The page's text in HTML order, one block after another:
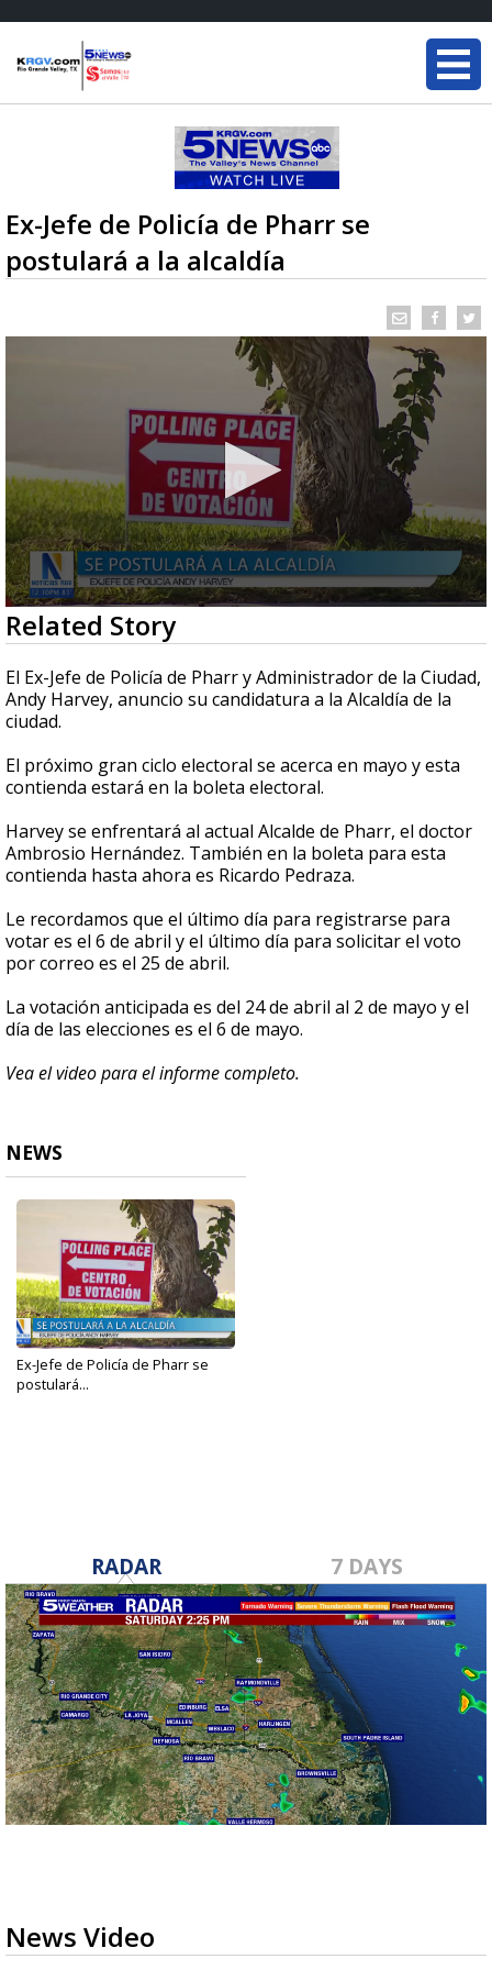
Ex-Jefe de Policía de Pharr se
postulará a la alcaldía
0
seconds
of
36
seconds
Related Story
El Ex-Jefe de Policía de Pharr y Administrador de la Ciudad,
Andy Harvey, anuncio su candidatura a la Alcaldía de la
ciudad.
El próximo gran ciclo electoral se acerca en mayo y esta
contienda estará en la boleta electoral.
Harvey se enfrentará al actual Alcalde de Pharr, el doctor
Ambrosio Hernández. También en la boleta para esta
contienda hasta ahora es Ricardo Pedraza.
Le recordamos que el último día para registrarse para
votar es el 6 de abril y el último día para solicitar el voto
por correo es el 25 de abril.
La votación anticipada es del 24 de abril al 2 de mayo y el
día de las elecciones es el 6 de mayo.
Vea el video para el informe completo.
NEWS
Ex-Jefe de Policía de Pharr se
postulará...
RADAR 7 DAYS
News Video